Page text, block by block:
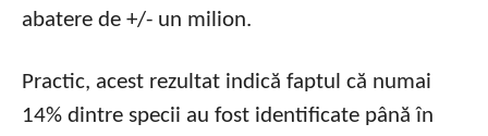
abatere de +/- un milion.
Practic, acest rezultat indică faptul că numai
14% dintre specii au fost identificate până în